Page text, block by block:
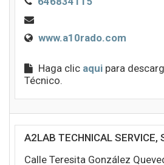
www.a10rado.com
Haga clic aqui para
Técnico.
A2LAB TECHNICAL SERVICE,
Calle Teresita González